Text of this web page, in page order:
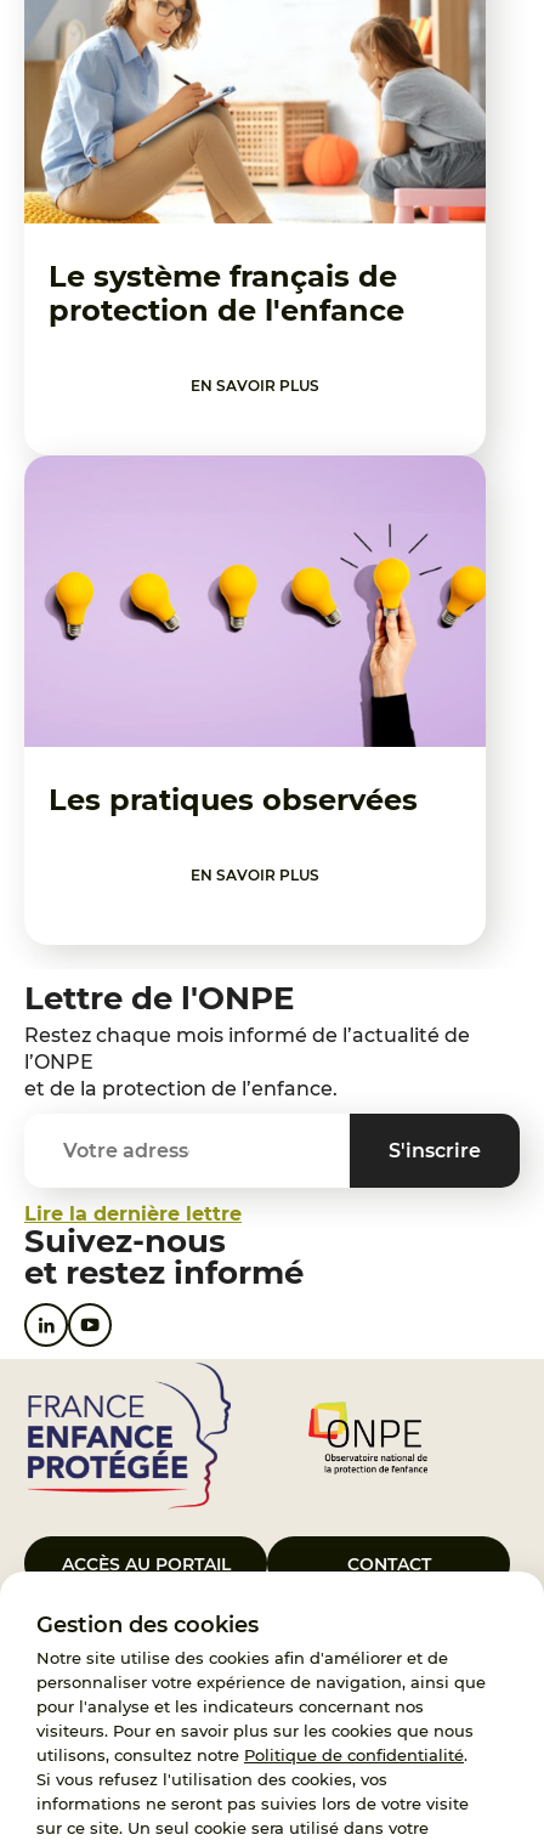
Gestion des cookies
Notre site utilise des cookies afin d'améliorer et de
personnaliser votre expérience de navigation, ainsi que
pour l'analyse et les indicateurs concernant nos
visiteurs. Pour en savoir plus sur les cookies que nous
utilisons, consultez notre Politique de confidentialité.
Si vous refusez l'utilisation des cookies, vos
informations ne seront pas suivies lors de votre visite
sur ce site. Un seul cookie sera utilisé dans votre
Le système français de
protection de l'enfance
EN SAVOIR PLUS
Les pratiques observées
EN SAVOIR PLUS
Lettre de l'ONPE
Restez chaque mois informé de l’actualité de
l’ONPE
et de la protection de l’enfance.
Lire la dernière lettre
Suivez-nous
et restez informé
ACCÈS AU PORTAIL CONTACT
Le Groupement d’Intérêt Public France Enfance Protégée, créé le 5
janvier 2023, a pour objet d’assurer les missions de service public du
119, d’accompagnement des adoptants et de traitement des
demandes d’accès aux origines personnelles. France Enfance
Protégée est également un observatoire et une ressource pour
l’ensemble des professionnels, ainsi qu’un appui à l’élaboration de la
politique publique à travers le soutien à l’activité des conseils
nationaux.